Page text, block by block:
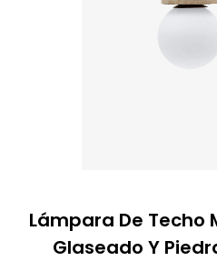
Lámpara De Techo
Glaseado Y
Mensaje